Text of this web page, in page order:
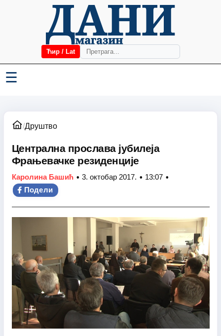
Ћир / Lat
☰
/Друштво
Централна прослава јубилеја
Фрањевачке резиденције
Каролина Башић • 3. октобар 2017. • 13:07 •
Подели